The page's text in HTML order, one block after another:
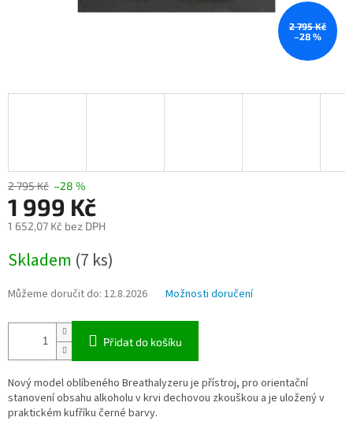
2 795 Kč
–28 %
2 795 Kč –28 %
1 999 Kč
1 652,07 Kč bez DPH
cena:
Skladem (7 ks)
Můžeme doručit do: 12.8.2026 Možnosti doručení
Přidat do košíku
Nový model oblíbeného Breathalyzeru je přístroj, pro orientační
stanovení obsahu alkoholu v krvi dechovou zkouškou a je uložený v
praktickém kufříku černé barvy.